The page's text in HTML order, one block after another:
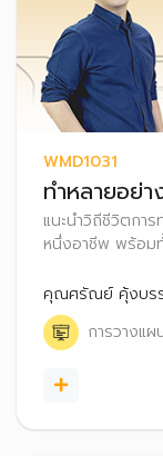
WMD1031
ทำหลายอย่า
แนะนำวิถีชีวิตกา
หนึ่งอาชีพ พร้อม
กรณีที่มีรายได้หล
อย่างมั่นใจต่อไป
คุณศรัณย์ คุ้งบร
การวางแผ